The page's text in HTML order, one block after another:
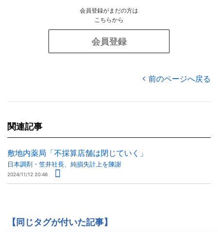
会員登録がまだの方は
こちらから
会員登録
前のページへ戻る
関連記事
敷地内薬局「不採算店舗は閉じていく」
日本調剤・笠井社長、純損失計上を陳謝
2024/11/12 20:46
【同じタグが付いた記事】